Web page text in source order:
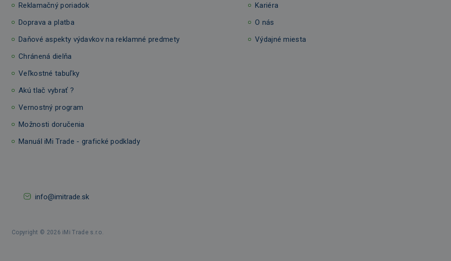
Reklamačný poriadok
Doprava a platba
Daňové aspekty výdavkov na reklamné predmety
Chránená dielňa
Veľkostné tabuľky
Akú tlač vybrať ?
Vernostný program
Možnosti doručenia
Manuál iMi Trade - grafické podklady
Kariéra
O nás
Výdajné miesta
info@imitrade.sk
Copyright © 2026 iMi Trade s.r.o.